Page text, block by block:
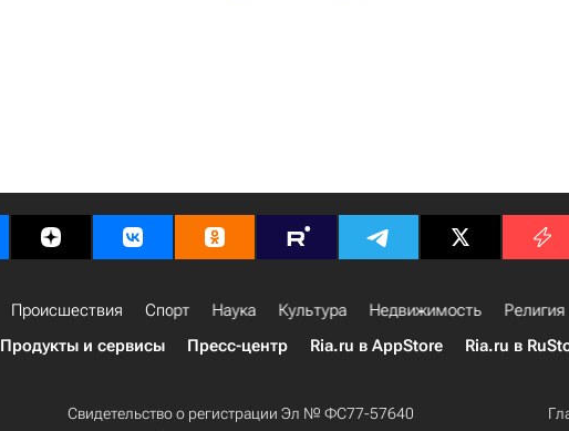
Происшествия Спорт Наука Культура Недвижимость Религия
Продукты и сервисы Пресс-центр Ria.ru в AppStore Ria.ru в
Свидетельство о регистрации Эл № ФС77-57640